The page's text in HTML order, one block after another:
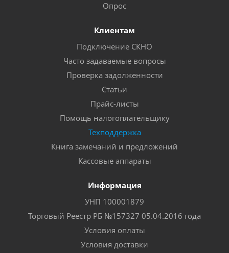
Опрос
Клиентам
Подключение СКНО
Часто задаваемые вопросы
Проверка задолженности
Статьи
Прайс-листы
Помощь налогоплательщику
Техподдержка
Книга замечаний и предложений
Кассовые аппараты
Информация
УНП 100001879
Торговый Реестр РБ №157327 05.04.2016 года
Условия оплаты
Условия доставки